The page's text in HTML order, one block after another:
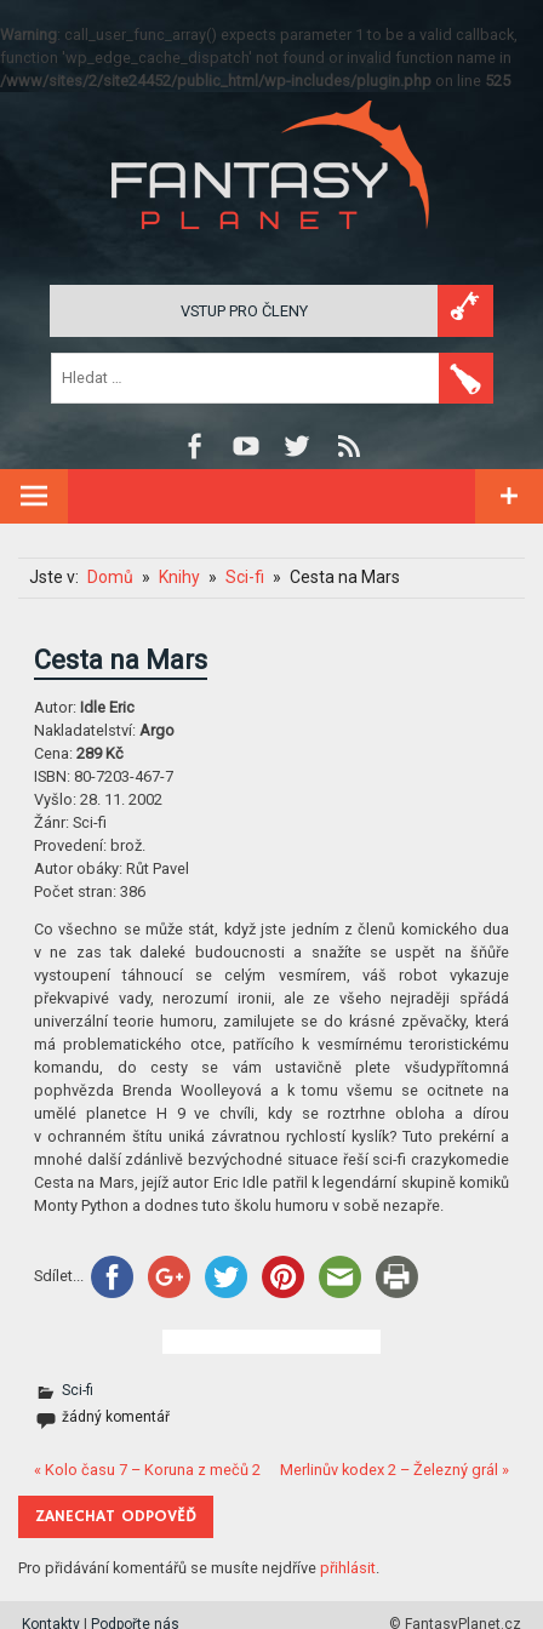
Warning: call_user_func_array() expects parameter 1 to be a valid callback,
function 'wp_edge_cache_dispatch' not found or invalid function name in
/www/sites/2/site24452/public_html/wp-includes/plugin.php on line 525
VSTUP PRO ČLENY
Jste v: Domů Knihy Sci-fi Cesta na Mars
Cesta na Mars
Autor:Idle Eric
Nakladatelství: Argo
Cena:289 Kč
ISBN:80-7203-467-7
Vyšlo:28. 11. 2002
Žánr:Sci-fi
Provedení:brož.
Autor obáky:Růt Pavel
Počet stran:386
Co všechno se může stát, když jste jedním z členů komického dua
v ne zas tak daleké budoucnosti a snažíte se uspět na šňůře
vystoupení táhnoucí se celým vesmírem, váš robot vykazuje
překvapivé vady, nerozumí ironii, ale ze všeho nejraději spřádá
univerzální teorie humoru, zamilujete se do krásné zpěvačky, která
má problematického otce, patřícího k vesmírnému teroristickému
komandu, do cesty se vám ustavičně plete všudypřítomná
pophvězda Brenda Woolleyová a k tomu všemu se ocitnete na
umělé planetce H 9 ve chvíli, kdy se roztrhne obloha a dírou
v ochranném štítu uniká závratnou rychlostí kyslík? Tuto prekérní a
mnohé další zdánlivě bezvýchodné situace řeší sci-fi crazykomedie
Cesta na Mars, jejíž autor Eric Idle patřil k legendární skupině komiků
Monty Python a dodnes tuto školu humoru v sobě nezapře.
Sdílet...
Sci-fi
žádný komentář
« Kolo času 7 – Koruna z mečů 2 Merlinův kodex 2 – Železný grál »
ZANECHAT ODPOVĚĎ
Pro přidávání komentářů se musíte nejdřívepřihlásit.
Kontakty Podpořte nás © FantasyPlanet.cz